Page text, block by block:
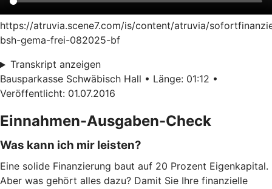
https://atruvia.scene7.com/is/content/atruvia/
bsh-gema-frei-082025-bf
Transkript anzeigen
Bausparkasse Schwäbisch Hall • Länge: 01:12 •
Veröffentlicht: 01.07.2016
Einnahmen-Ausgaben-Check
Was kann ich mir leisten?
Eine solide Finanzierung baut auf 20 Prozent Eigenkapital.
Aber was gehört alles dazu? Damit Sie Ihre finanzielle